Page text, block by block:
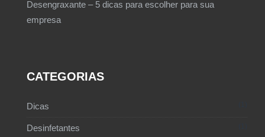
Desengraxante – 5 dicas para escolher para sua
empresa
CATEGORIAS
Dicas
Desinfetantes